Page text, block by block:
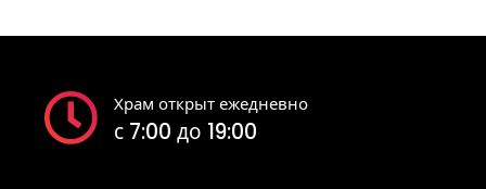
Храм открыт ежедневно
с 7:00 до 19:00